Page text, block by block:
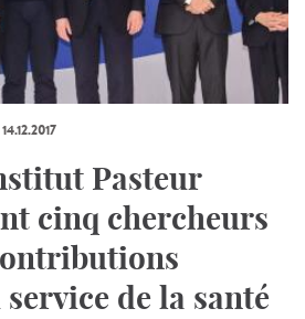
14.12.2017
Pasteur
cinq chercheurs
de la santé